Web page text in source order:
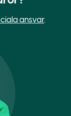
ansvar.